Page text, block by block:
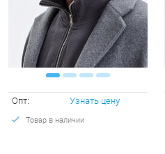
Опт: Узнать цену
Товар в наличии